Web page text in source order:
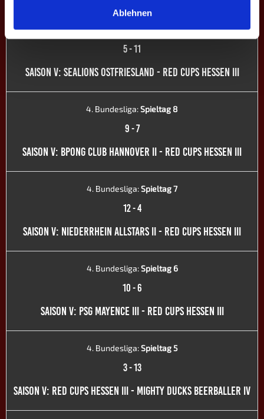
Ablehnen
4. Bundesliga:Spieltag 9
5-11
SAISON V: SEALIONS OSTFRIESLAND - RED CUPS HESSEN III
4. Bundesliga:Spieltag 8
9-7
SAISON V: BPONG CLUB HANNOVER II - RED CUPS HESSEN III
4. Bundesliga:Spieltag 7
12-4
SAISON V: NIEDERRHEIN ALLSTARS II - RED CUPS HESSEN III
4. Bundesliga:Spieltag 6
10-6
SAISON V: PSG MAYENCE III - RED CUPS HESSEN III
4. Bundesliga:Spieltag 5
3-13
SAISON V: RED CUPS HESSEN III - MIGHTY DUCKS BEERBALLER IV